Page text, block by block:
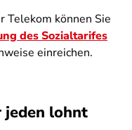
Telekom können Sie
des Sozialtarifes
einreichen.
jeden lohnt